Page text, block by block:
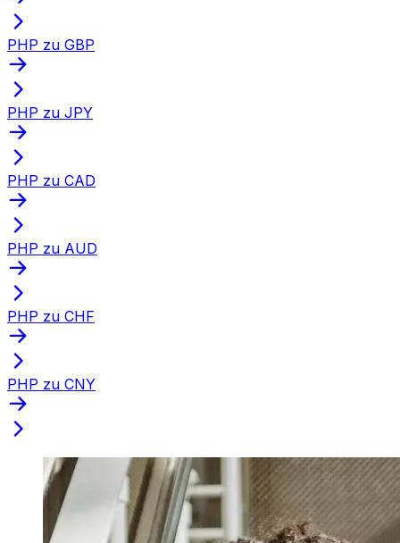
PHP zu GBP
PHP zu JPY
PHP zu CAD
PHP zu AUD
PHP zu CHF
PHP zu CNY